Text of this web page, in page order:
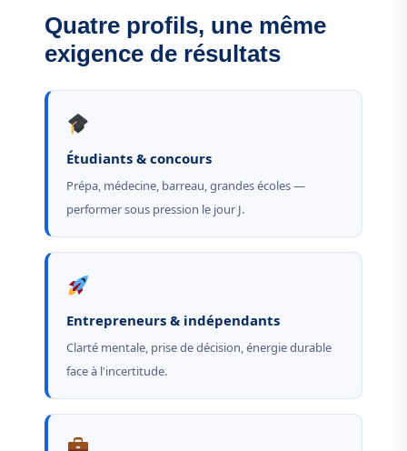
Quatre profils, une même
exigence de résultats
Étudiants & concours
Prépa, médecine, barreau, grandes écoles —
performer sous pression le jour J.
Entrepreneurs & indépendants
Clarté mentale, prise de décision, énergie durable
face à l'incertitude.